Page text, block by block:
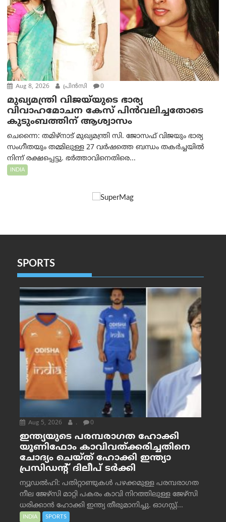
Aug 8, 2026 പ്രിന്‍സി 0
മുഖ്യമന്ത്രി വിജയ്‌യുടെ ഭാര്യ
വിവാഹമോചന കേസ് പിൻവലിച്ചതോടെ
കുടുംബത്തിന് ആശ്വാസം
ചെന്നൈ: തമിഴ്‌നാട് മുഖ്യമന്ത്രി സി. ജോസഫ് വിജയും ഭാര്യ
സംഗീതയും തമ്മിലുള്ള 27 വർഷത്തെ ബന്ധം തകർച്ചയിൽ
നിന്ന് രക്ഷപ്പെട്ടു. ഭർത്താവിനെതിരെ...
INDIA
SPORTS
Aug 5, 2026 . 0
ഇന്ത്യയുടെ പരമ്പരാഗത ഹോക്കി
യൂണിഫോം കാവിവത്ക്കരിച്ചതിനെ
ചോദ്യം ചെയ്ത് ഹോക്കി ഇന്ത്യാ
പ്രസിഡന്റ് ദിലീപ് ടര്‍ക്കി
ന്യൂഡൽഹി: പതിറ്റാണ്ടുകൾ പഴക്കമുള്ള പരമ്പരാഗത
നീല ജേഴ്‌സി മാറ്റി പകരം കാവി നിറത്തിലുള്ള ജേഴ്‌സി
ധരിക്കാൻ ഹോക്കി ഇന്ത്യ തീരുമാനിച്ചു. ഓഗസ്റ്റ്...
INDIA SPORTS